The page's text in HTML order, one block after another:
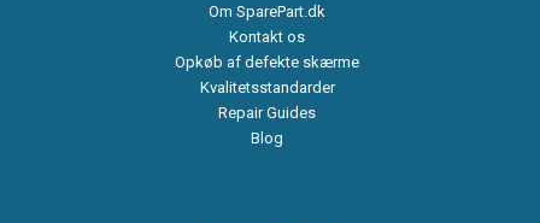
Om SparePart.dk
Kontakt os
Opkøb af defekte skærme
Kvalitetsstandarder
Repair Guides
Blog